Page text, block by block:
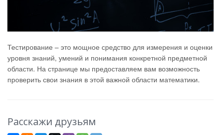
Тестирование – это мощное средство для измерения и оценки
уровня знаний, умений и понимания конкретной предметной
области. На странице мы предоставляем вам возможность
проверить свои знания в этой важной области математики.
Расскажи друзьям